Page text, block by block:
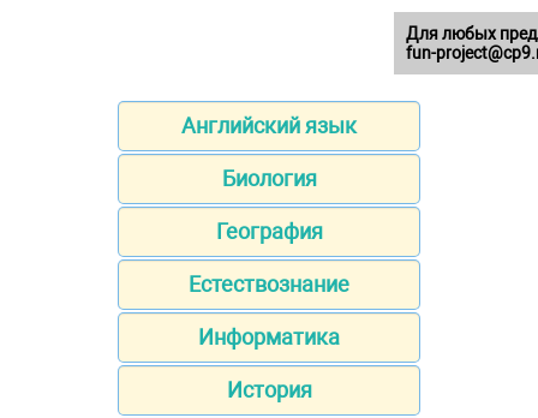
Английский язык
Биология
География
Естествознание
Информатика
История
Для любых
fun-